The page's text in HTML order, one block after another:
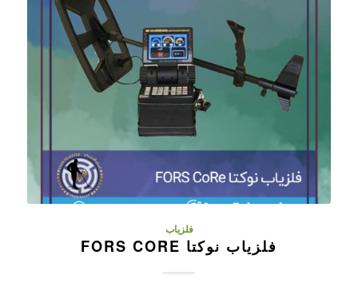
فلزیاب
فلزیاب نوکتا FORS CORE